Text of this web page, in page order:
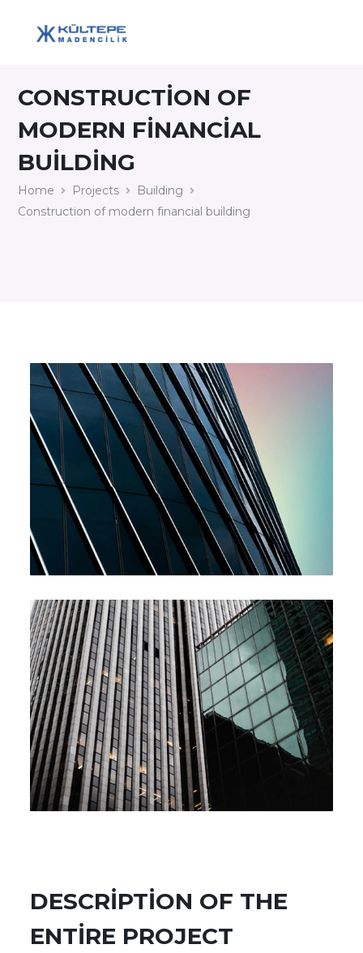
CONSTRUCTION OF
MODERN FINANCIAL
BUILDING
Home Projects
Building
Construction of modern financial building
DESCRIPTION OF THE
ENTIRE PROJECT